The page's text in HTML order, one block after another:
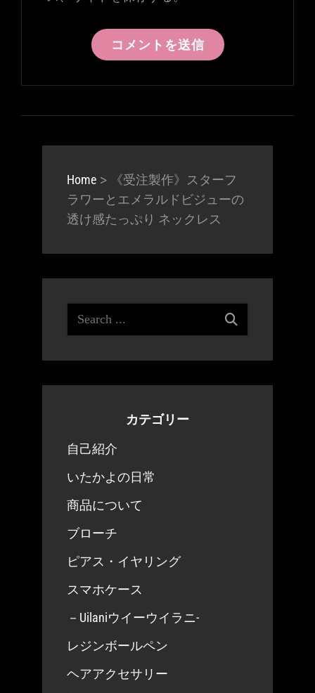
Home >
《受注製作》スターフ
ラワーとエメラルドビジューの
透け感たっぷり ネックレス
Search
for:
カテゴリー
自己紹介
いたかよの日常
商品について
ブローチ
ピアス・イヤリング
スマホケース
－Uilaniウイーウイラニ-
レジンボールペン
ヘアアクセサリー